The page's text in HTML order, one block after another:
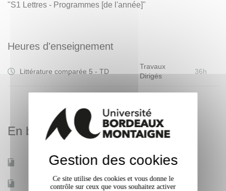
"S1 Lettres - Programmes [de l'année]"
Heures d'enseignement
Littérature comparée 5 - TD
Travaux
Dirigés
36h
En bref
Mobilité d'études Oui
Accessible à distance Non
Gestion des cookies
Ce site utilise des cookies et vous donne le
contrôle sur ceux que vous souhaitez activer